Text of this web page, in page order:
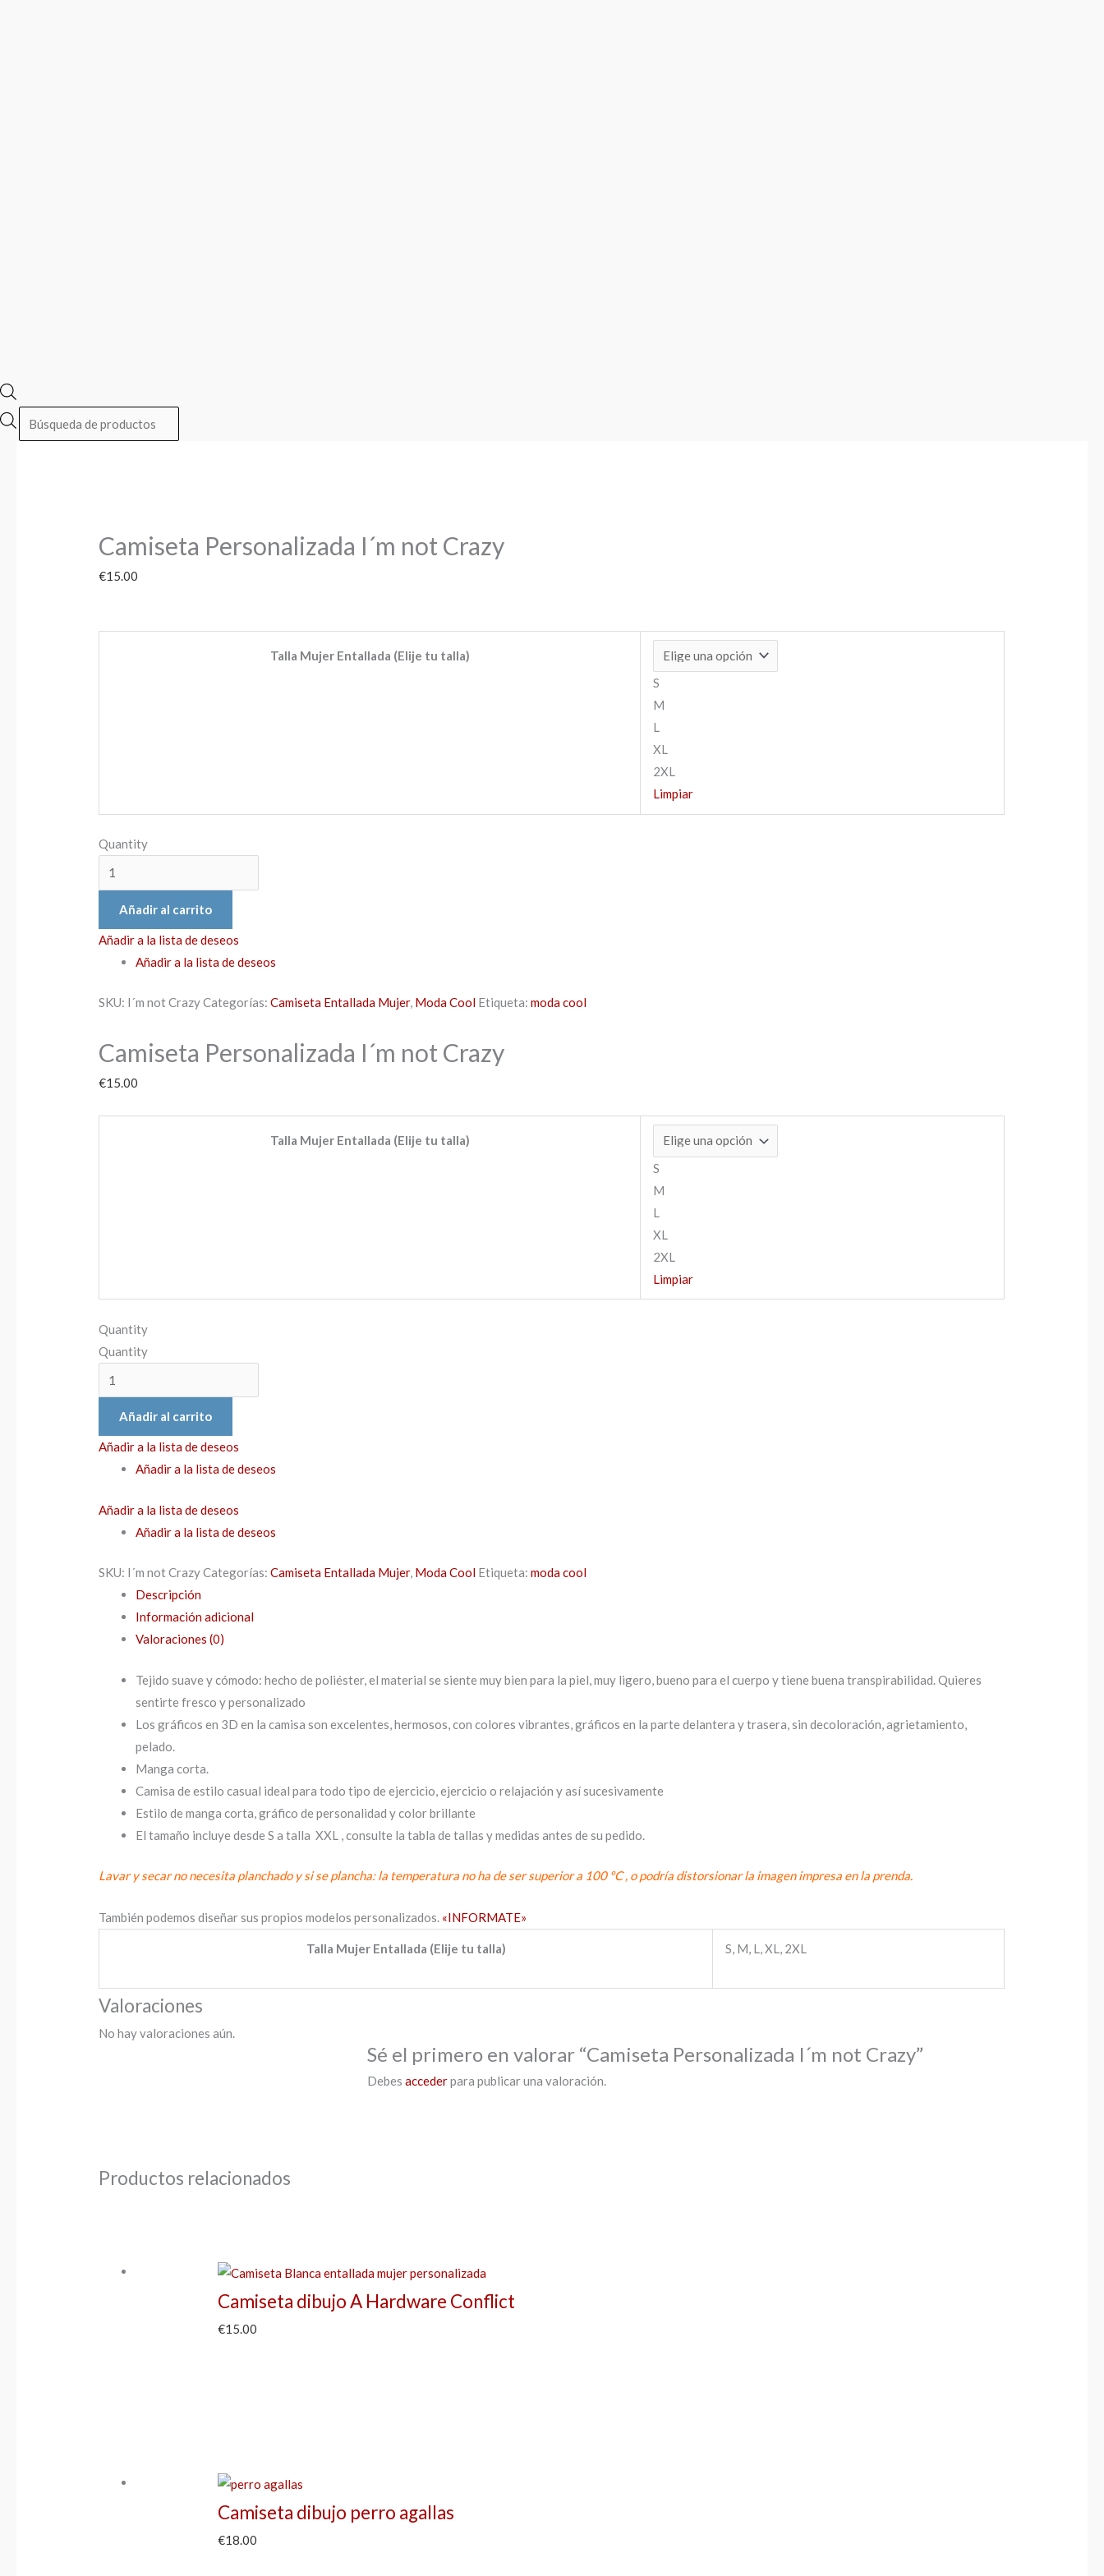
Camiseta Personalizada I´m not Crazy
€15.00
Talla Mujer Entallada (Elije tu talla)
S
M
L
XL
2XL
Limpiar
Quantity
Añadir al carrito
Añadir a la lista de deseos
Añadir a la lista de deseos
SKU: I´m not CrazyCategorías:Camiseta Entallada Mujer, Moda Cool Etiqueta:moda cool
Camiseta Personalizada I´m not Crazy
€15.00
Talla Mujer Entallada (Elije tu talla)
S
M
L
XL
2XL
Limpiar
Quantity
Quantity
Añadir al carrito
Añadir a la lista de deseos
Añadir a la lista de deseos
Añadir a la lista de deseos
Añadir a la lista de deseos
SKU: I´m not CrazyCategorías:Camiseta Entallada Mujer, Moda Cool Etiqueta:moda cool
Descripción
Información adicional
Valoraciones (0)
Tejido suave y cómodo: hecho de poliéster, el material se siente muy bien para la piel, muy ligero, bueno para el cuerpo y tiene buena transpirabilidad. Quieres
sentirte fresco y personalizado
Los gráficos en 3D en la camisa son excelentes, hermosos, con colores vibrantes, gráficos en la parte delantera y trasera, sin decoloración, agrietamiento,
pelado.
Manga corta.
Camisa de estilo casual ideal para todo tipo de ejercicio, ejercicio o relajación y así sucesivamente
Estilo de manga corta, gráfico de personalidad y color brillante
El tamaño incluye desde S a talla XXL , consulte la tabla de tallas y medidas antes de su pedido.
Lavar y secar no necesita planchado y si se plancha: la temperatura no ha de ser superior a 100 ºC , o podría distorsionar la imagen impresa en la prenda.
También podemos diseñar sus propios modelos personalizados. «INFORMATE»
Talla Mujer Entallada (Elije tu talla) S, M, L, XL, 2XL
Valoraciones
No hay valoraciones aún.
Sé el primero en valorar “Camiseta Personalizada I´m not Crazy”
Debes accederpara publicar una valoración.
Productos relacionados
Camiseta dibujo A Hardware Conflict
€15.00
Camiseta dibujo perro agallas
€18.00